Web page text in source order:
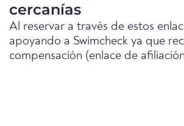
cercanías
Al reservar a través de estos
apoyando a Swimcheck ya que
compensación (enlace de